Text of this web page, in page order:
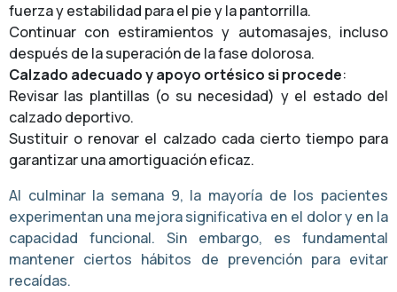
fuerza y estabilidad para el pie y la pantorrilla.
Continuar con estiramientos y automasajes, incluso
después de la superación de la fase dolorosa.
Calzado adecuado y apoyo ortésico si procede:
Revisar las plantillas (o su necesidad) y el estado del
calzado deportivo.
Sustituir o renovar el calzado cada cierto tiempo para
garantizar una amortiguación eficaz.
Al culminar la semana 9, la mayoría de los pacientes
experimentan una mejora significativa en el dolor y en la
capacidad funcional. Sin embargo, es fundamental
mantener ciertos hábitos de prevención para evitar
recaídas.